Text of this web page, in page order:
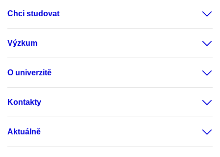
Chci studovat
Výzkum
O univerzitě
Kontakty
Aktuálně